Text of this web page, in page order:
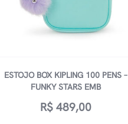
ESTOJO BOX KIPLING 100 PENS –
FUNKY STARS EMB
R$489,00